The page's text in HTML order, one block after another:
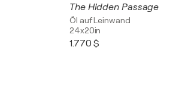
The Hidden Passage
Öl auf Leinwand
24x20in
1.770 $